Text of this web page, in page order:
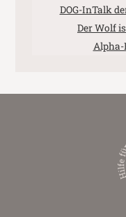
DOG-InTalk
Der Wolf
Alpha-